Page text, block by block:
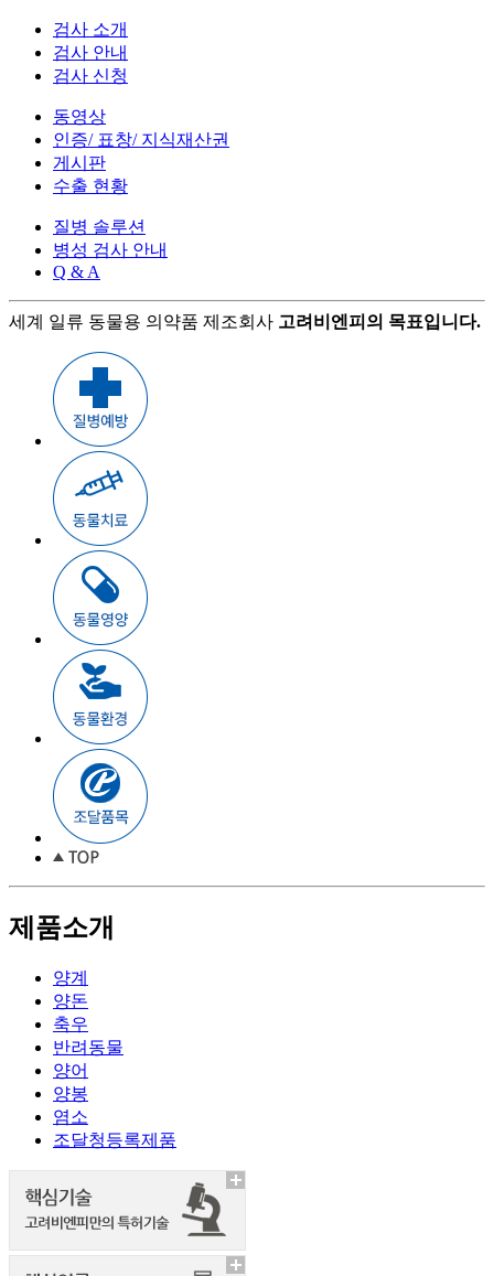
검사 소개
검사 안내
검사 신청
동영상
인증/ 표창/ 지식재산권
게시판
수출 현황
질병 솔루션
병성 검사 안내
Q & A
세계 일류 동물용 의약품 제조회사 고려비엔피의 목표입니다.
제품소개
양계
양돈
축우
반려동물
양어
양봉
염소
조달청등록제품